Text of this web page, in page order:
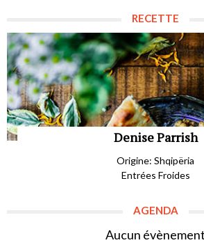
RECETTE
Denise Parrish
Origine: Shqipëria
Entrées Froides
AGENDA
Aucun évènement